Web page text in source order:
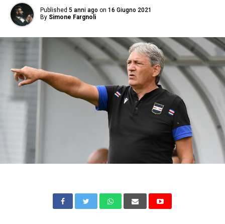
Published 5 anni ago on 16 Giugno 2021
By Simone Fargnoli